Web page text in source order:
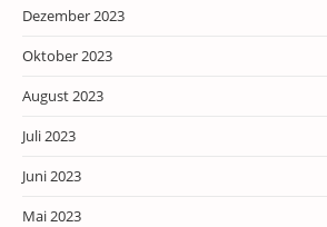
Dezember 2023
Oktober 2023
August 2023
Juli 2023
Juni 2023
Mai 2023